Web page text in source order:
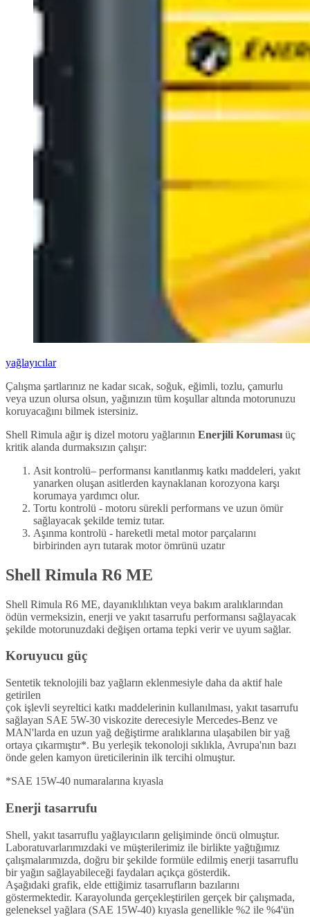
yağlayıcılar
Çalışma şartlarınız ne kadar sıcak, soğuk, eğimli, tozlu, çamurlu
veya uzun olursa olsun, yağınızın tüm koşullar altında motorunuzu
koruyacağını bilmek istersiniz.
Shell Rimula ağır iş dizel motoru yağlarının Enerjili Koruması üç
kritik alanda durmaksızın çalışır:
Asit kontrolü– performansı kanıtlanmış katkı maddeleri, yakıt
yanarken oluşan asitlerden kaynaklanan korozyona karşı
korumaya yardımcı olur.
Tortu kontrolü - motoru sürekli performans ve uzun ömür
sağlayacak şekilde temiz tutar.
Aşınma kontrolü - hareketli metal motor parçalarını
birbirinden ayrı tutarak motor ömrünü uzatır
Shell Rimula R6 ME
Shell Rimula R6 ME, dayanıklılıktan veya bakım aralıklarından
ödün vermeksizin, enerji ve yakıt tasarrufu performansı sağlayacak
şekilde motorunuzdaki değişen ortama tepki verir ve uyum sağlar.
Koruyucu güç
Sentetik teknolojili baz yağların eklenmesiyle daha da aktif hale
getirilen
çok işlevli seyreltici katkı maddelerinin kullanılması, yakıt tasarrufu
sağlayan SAE 5W-30 viskozite derecesiyle Mercedes-Benz ve
MAN'larda en uzun yağ değiştirme aralıklarına ulaşabilen bir yağ
ortaya çıkarmıştır*. Bu yerleşik tekonoloji sıklıkla, Avrupa'nın bazı
önde gelen kamyon üreticilerinin ilk tercihi olmuştur.
*SAE 15W-40 numaralarına kıyasla
Enerji tasarrufu
Shell, yakıt tasarruflu yağlayıcıların gelişiminde öncü olmuştur.
Laboratuvarlarımızdaki ve müşterilerimiz ile birlikte yağtığımız
çalışmalarımızda, doğru bir şekilde formüle edilmiş enerji tasarruflu
bir yağın sağlayabileceği faydaları açıkça gösterdik.
Aşağıdaki grafik, elde ettiğimiz tasarrufların bazılarını
göstermektedir. Karayolunda gerçekleştirilen gerçek bir çalışmada,
geleneksel yağlara (SAE 15W-40) kıyasla genellikle %2 ile %4'ün